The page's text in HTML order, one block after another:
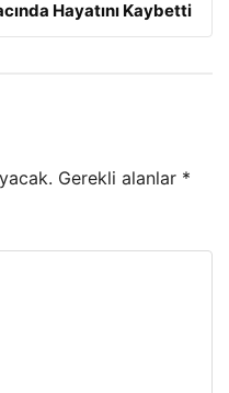
Hayatını Kaybetti
Gerekli alanlar *